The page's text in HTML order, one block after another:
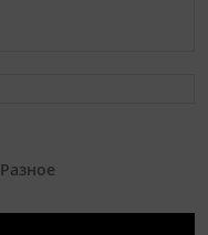
Разное